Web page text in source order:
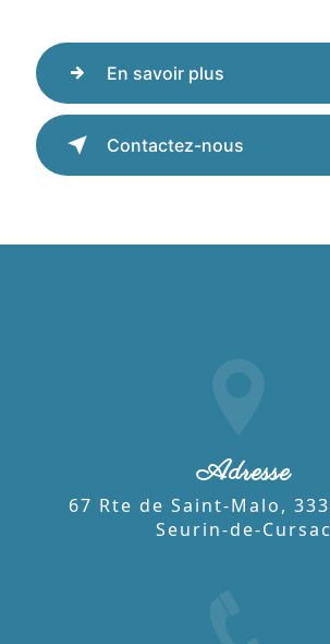
En savoir plus
Contactez-nous
Adresse
67 Rte de Saint-Malo, 33390 Saint-
Seurin-de-Cursac